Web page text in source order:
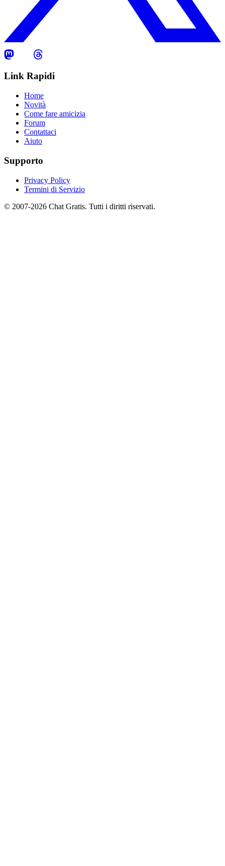
Link Rapidi
Home
Novità
Come fare amicizia
Forum
Contattaci
Aiuto
Supporto
Privacy Policy
Termini di Servizio
© 2007-2026 Chat Gratis. Tutti i diritti riservati.